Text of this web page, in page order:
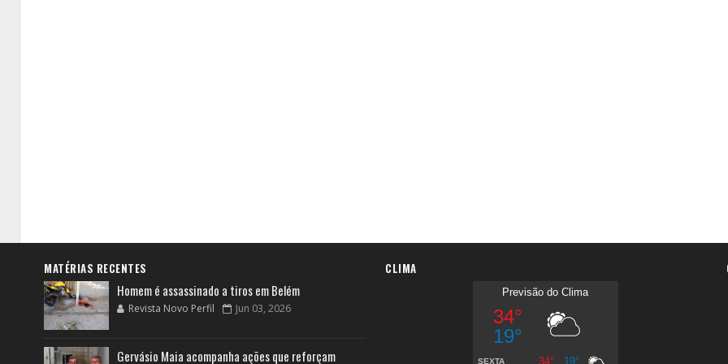
MATÉRIAS RECENTES
Homem é assassinado a tiros em Belém
Revista Novo Perfil Jun 03, 2026
Gervásio Maia acompanha ações que reforçam
CLIMA